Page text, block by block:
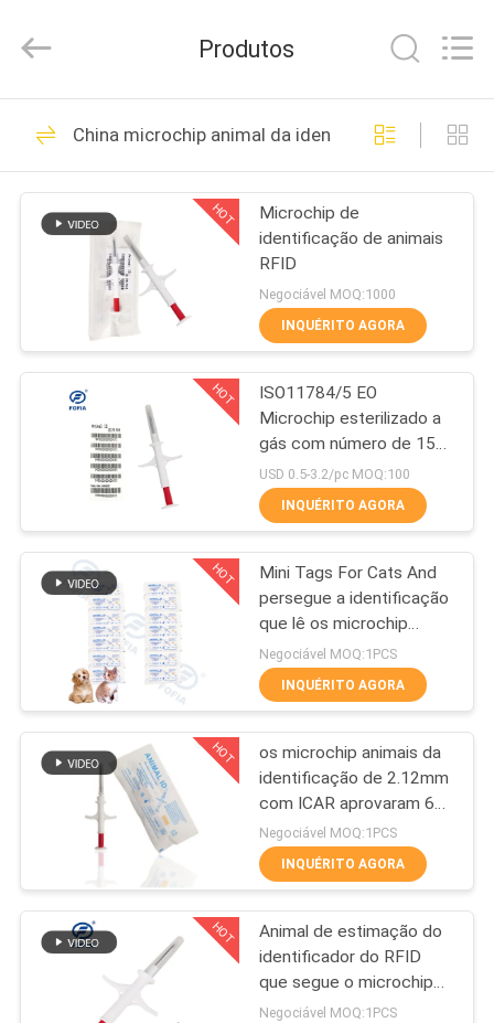
CASA
PRODUTOS
VÍDEOS
NÓS
EXCURSÃO
CONTROLE
QUALIDADE
CONTACTE-
NOS
NOTÍCIA
PEÇA
UMAS
CITAÇÕES
Technology
Rights
Microchip do
identificador do ISO
158
microchip animal da
identificação
140
microchip da
identificação do
animal de
estimação
99
Marca de ouvido do
gado
Produtos
China microchip animal da identificação
HOT
Microchip de
identificação de animais
RFID
Negociável MOQ:1000
INQUÉRITO AGORA
HOT
ISO11784/5 EO
Microchip esterilizado a
gás com número de 15
dígitos como número de
identificação do animal
USD 0.5-3.2/pc MOQ:100
INQUÉRITO AGORA
HOT
Mini Tags For Cats And
persegue a identificação
que lê os microchip
injetáveis sob a pele
IP67
Negociável MOQ:1PCS
INQUÉRITO AGORA
HOT
os microchip animais da
identificação de 2.12mm
com ICAR aprovaram 6
etiquetas do código de
barras
Negociável MOQ:1PCS
INQUÉRITO AGORA
HOT
Animal de estimação do
identificador do RFID
que segue o microchip
para o animal
Negociável MOQ:1PCS